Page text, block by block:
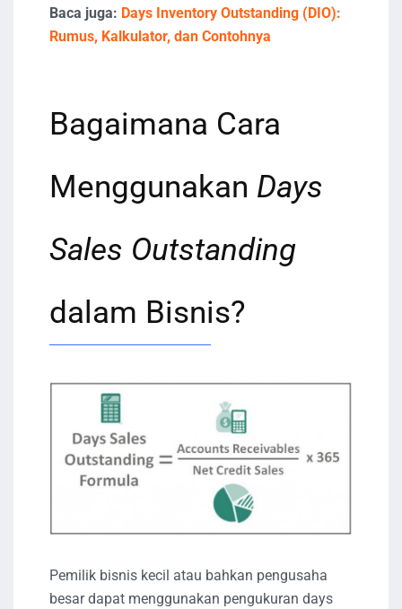
Baca juga: Days Inventory Outstanding (DIO):
Rumus, Kalkulator, dan Contohnya
Bagaimana Cara
Menggunakan Days
Sales Outstanding
dalam Bisnis?
Pemilik bisnis kecil atau bahkan pengusaha
besar dapat menggunakan pengukuran days